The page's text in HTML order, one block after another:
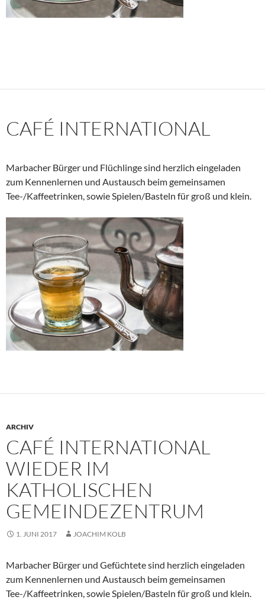
CAFÉ INTERNATIONAL
Marbacher Bürger und Flüchlinge sind herzlich eingeladen
zum Kennenlernen und Austausch beim gemeinsamen
Tee-/Kaffeetrinken, sowie Spielen/Basteln für groß und klein.
ARCHIV
CAFÉ INTERNATIONAL
WIEDER IM
KATHOLISCHEN
GEMEINDEZENTRUM
1. JUNI 2017 JOACHIM KOLB
Marbacher Bürger und Gefüchtete sind herzlich eingeladen
zum Kennenlernen und Austausch beim gemeinsamen
Tee-/Kaffeetrinken, sowie Spielen/Basteln für groß und klein.